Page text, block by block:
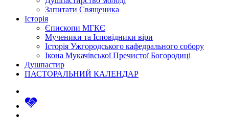
Запитати Священика
Історія
Єпископи МГКЄ
Мученики та Ісповідники віри
Історія Ужгородського кафедрального собору
Ікона Мукачівської Пречистої Богородиці
Душпастир
ПАСТОРАЛЬНИЙ КАЛЕНДАР